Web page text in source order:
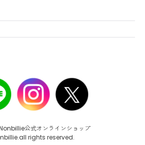
公式オンラインショップ
rights reserved.